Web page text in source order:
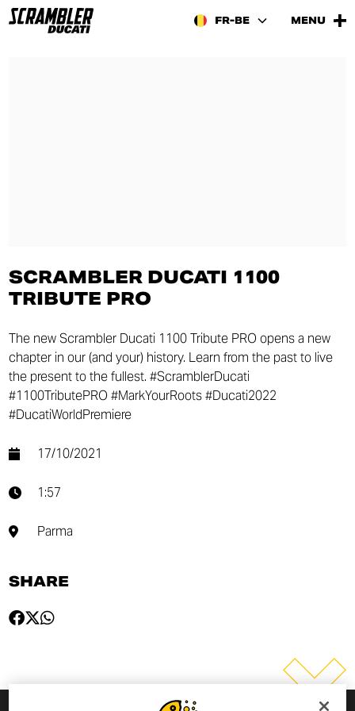
FR-BE MENU
SCRAMBLER DUCATI 1100
TRIBUTE PRO
The new Scrambler Ducati 1100 Tribute PRO opens a new
chapter in our (and your) history. Learn from the past to live
the present to the fullest. #ScramblerDucati
#1100TributePRO #MarkYourRoots #Ducati2022
#DucatiWorldPremiere
17/10/2021
1:57
Parma
SHARE